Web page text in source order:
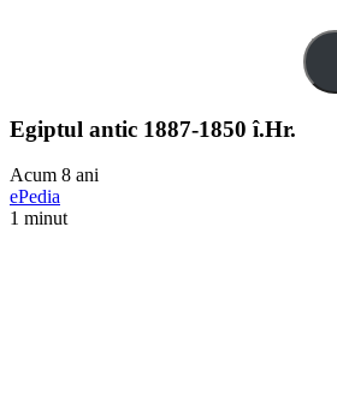
Egiptul antic 1887-1850 î.Hr.
Acum 8 ani
ePedia
1 minut